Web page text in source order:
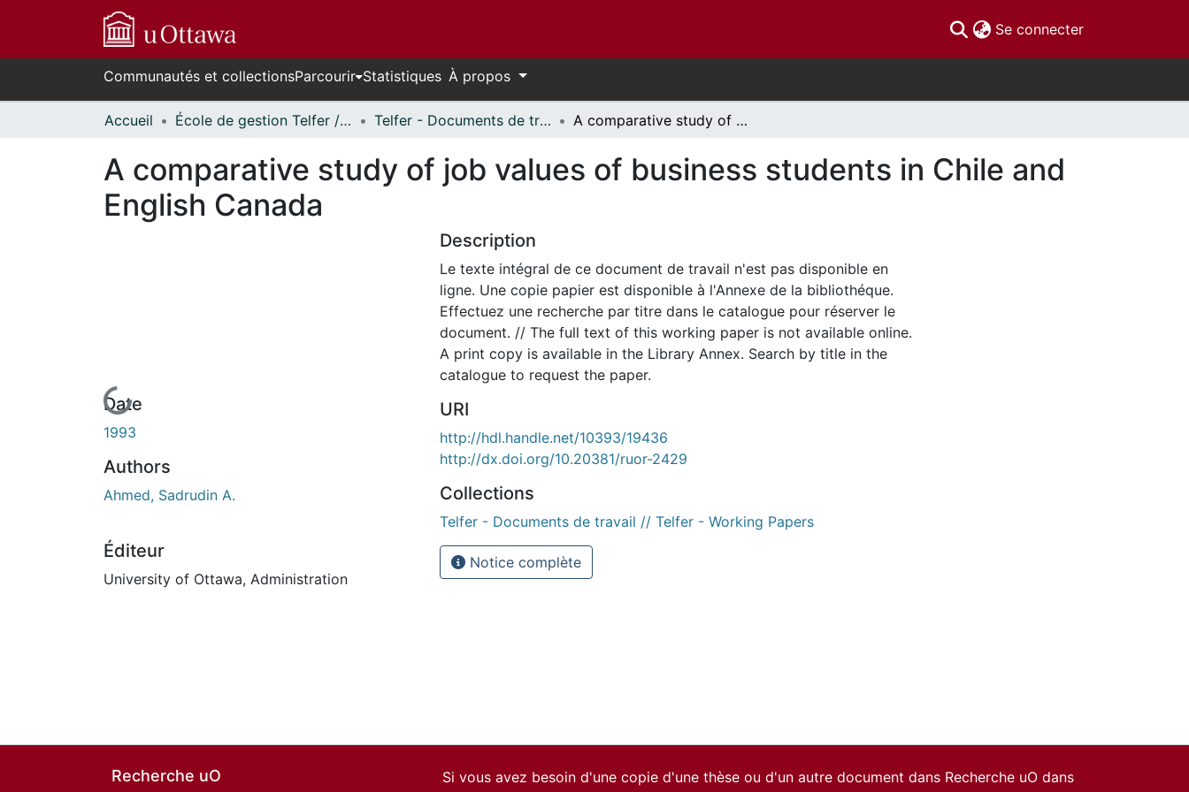
Se connecter(current)
Communautés et collectionsParcourir Statistiques À propos
Accueil École de gestion Telfer // Telfer School of Management Telfer - Documents de travail // Telfer - Working Papers A comparative study of job values of business students in Chile and English Canada
A comparative study of job values of business students in Chile and
English Canada
En cours de chargement...
Date
1993
Authors
Ahmed, Sadrudin A.
Éditeur
University of Ottawa, Administration
Description
Le texte intégral de ce document de travail n'est pas disponible en
ligne. Une copie papier est disponible à l'Annexe de la bibliothéque.
Effectuez une recherche par titre dans le catalogue pour réserver le
document. // The full text of this working paper is not available online.
A print copy is available in the Library Annex. Search by title in the
catalogue to request the paper.
URI
http://hdl.handle.net/10393/19436
http://dx.doi.org/10.20381/ruor-2429
Collections
Telfer - Documents de travail // Telfer - Working Papers
Notice complète
Recherche uO
Si vous avez besoin d'une copie d'une thèse ou d'un autre document dans Recherche uO dans